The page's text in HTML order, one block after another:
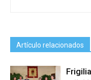
Artículo relacionados